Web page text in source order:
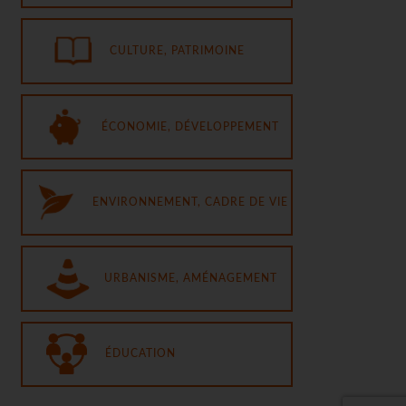
CULTURE, PATRIMOINE
ÉCONOMIE, DÉVELOPPEMENT
ENVIRONNEMENT, CADRE DE VIE
URBANISME, AMÉNAGEMENT
ÉDUCATION